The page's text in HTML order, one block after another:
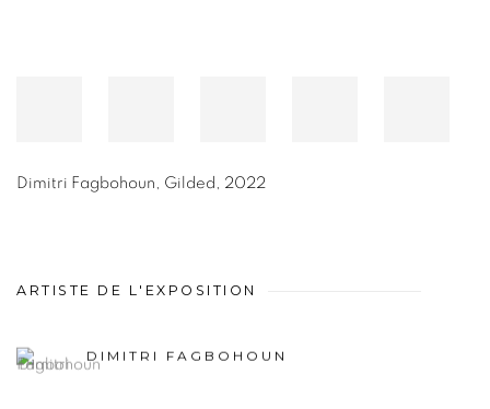
Dimitri Fagbohoun Gilded 2022
ARTISTE DE L'EXPOSITION
DIMITRI FAGBOHOUN